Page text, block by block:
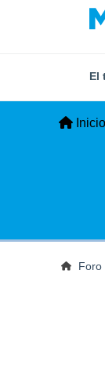
El
Inicio
Foro